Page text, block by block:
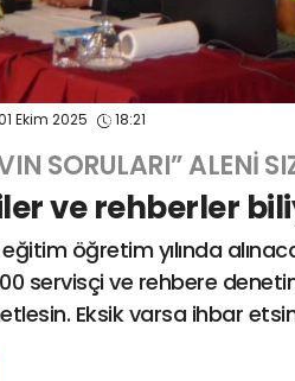
Ekim 2025 18:21
SORULARI” ALENİ
ve rehberler
öğretim yılında
servisçi ve rehbere
Eksik varsa ihbar